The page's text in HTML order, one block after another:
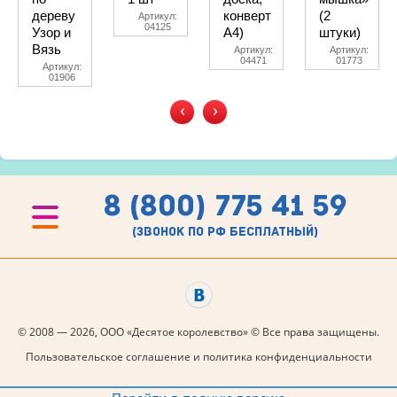
дереву
Узор и
Вязь
Артикул:
01906
Артикул:
04125
конверт
А4)
Артикул:
04471
(2
штуки)
Артикул:
01773
‹ ›
8 (800) 775 41 59
(звонок по рф бесплатный)
© 2008 — 2026, ООО «Десятое королевство» © Все права защищены.
Пользовательское соглашение и политика конфиденциальности